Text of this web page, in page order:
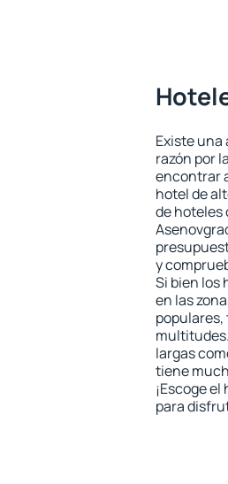
Existe una
razón por
encontrar
hotel de
de hoteles
y
Si bien los
en las
largas
tiene
¡Escoge
para